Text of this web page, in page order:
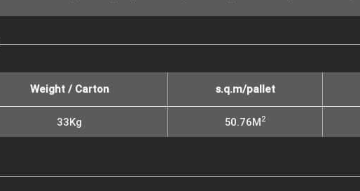
Weight / Carton s.q.m/pallet
33Kg 50.76M2